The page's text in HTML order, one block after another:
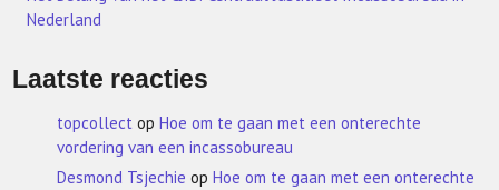
Nederland
Laatste reacties
topcollect opHoe om te gaan met een onterechte
vordering van een incassobureau
Desmond Tsjechie opHoe om te gaan met een onterechte